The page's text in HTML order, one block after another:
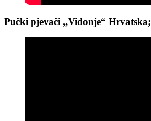
Pučki pjevači „Vidonje“ Hrvatska;